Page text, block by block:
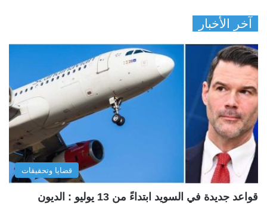
آخر الأخبار
قضايا وتحقيقات
قواعد جديدة في السويد ابتداءً من 13 يوليو : الديون